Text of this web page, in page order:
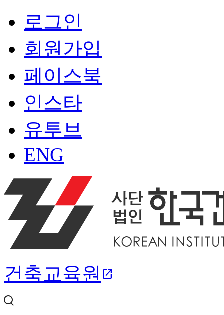
로그인
회원가입
페이스북
인스타
유투브
ENG
건축교육원 open_in_new